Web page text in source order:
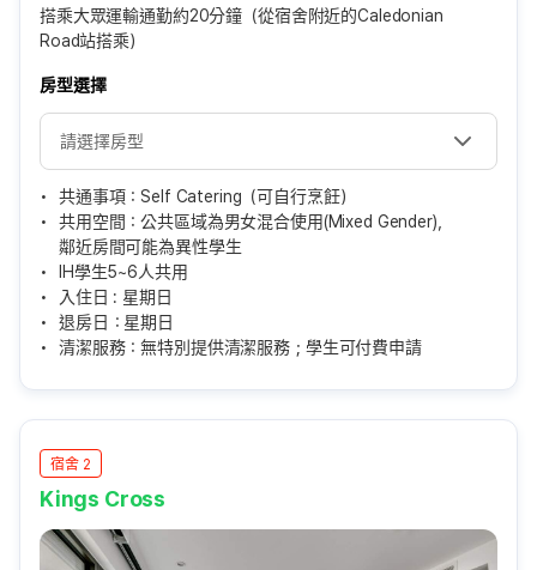
搭乘大眾運輸通勤約20分鐘（從宿舍附近的Caledonian
Road站搭乘）
房型選擇
共通事項：Self Catering（可自行烹飪）
共用空間：公共區域為男女混合使用(Mixed Gender)，
鄰近房間可能為異性學生
IH學生5~6人共用
入住日 : 星期日
退房日：星期日
清潔服務：無特別提供清潔服務；學生可付費申請
宿舍 2
Kings Cross